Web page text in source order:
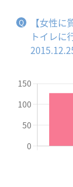
【女性
トイレに